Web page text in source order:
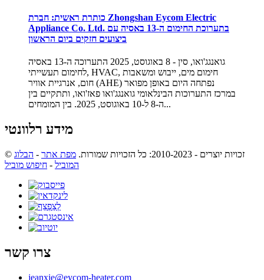
כותרת ראשית: חברת Zhongshan Eycom Electric
Appliance Co. Ltd. בתערוכת החימום ה-13 באסיה עם
ביצועים חזקים ביום הראשון
גואנגג'ואו, סין - 8 באוגוסט, 2025 התערוכה ה-13 באסיה
לחימום תעשייתי, HVAC, חימום מים, ייבוש ומשאבות
חום, אנרגיית אוויר (AHE) נפתחה היום באופן מפואר
במרכז התערוכות הבינלאומי גואנגג'ואו פאז'ואו, ותתקיים בין
ה-8 ל-10 באוגוסט, 2025. בין המומחים...
מידע רלוונטי
© זכויות יוצרים - 2010-2023: כל הזכויות שמורות. מפת אתר - הבלוג
המוביל - חיפוש מוביל
צרו קשר
jeanxie@eycom-heater.com